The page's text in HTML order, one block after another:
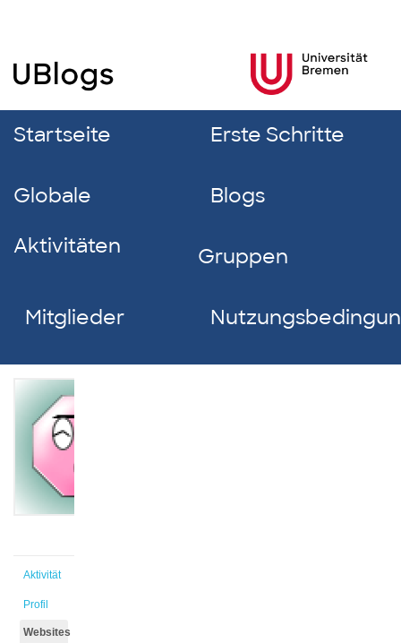
Startseite Erste Schritte
Globale
Aktivitäten
Blogs
Gruppen
Mitglieder
Aktivität
Profil
Websites